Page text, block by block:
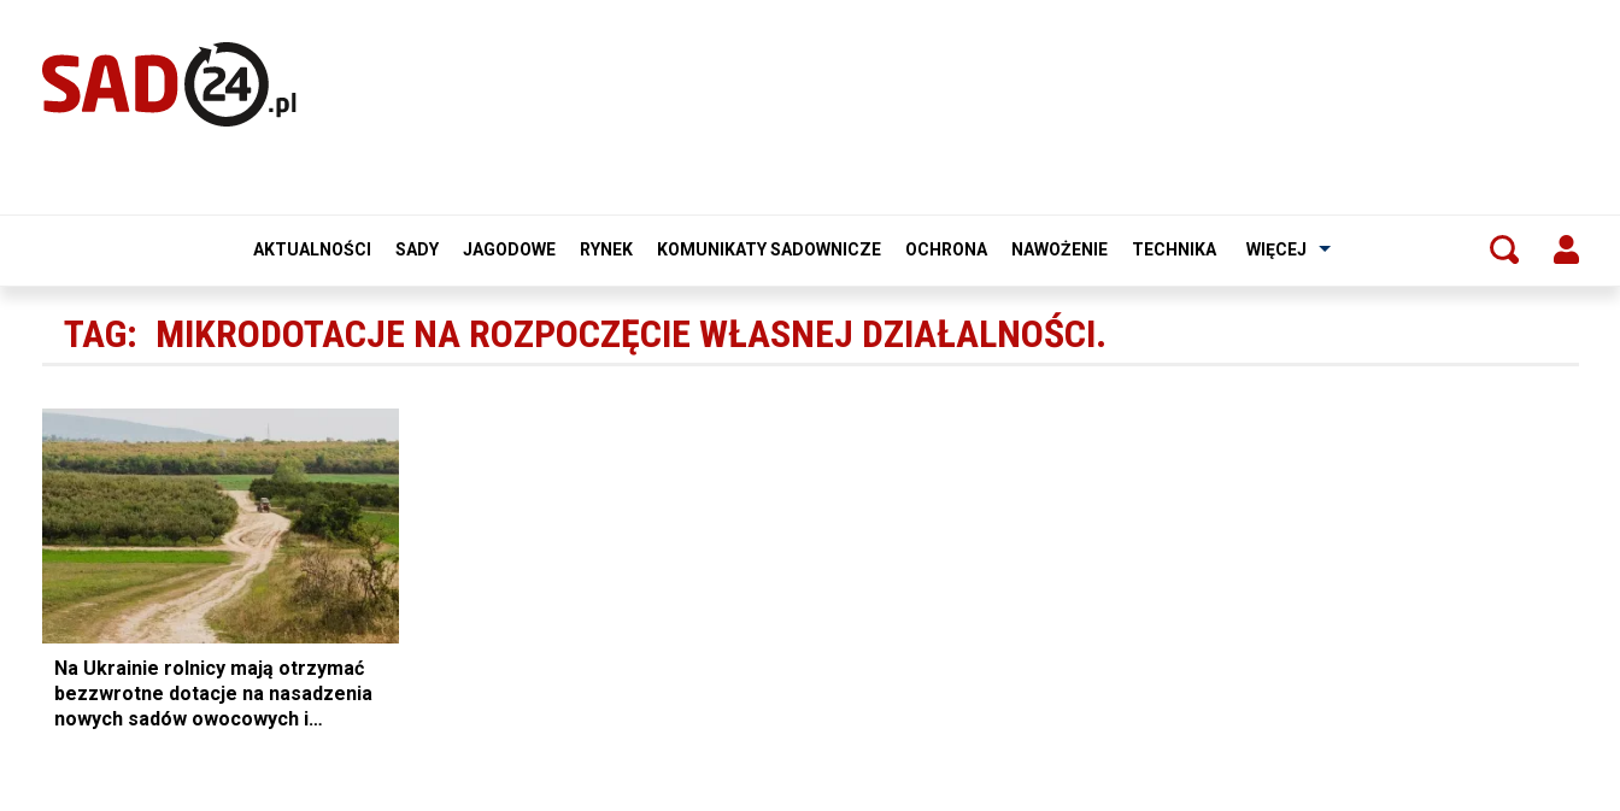
AKTUALNOŚCI SADY JAGODOWE RYNEK KOMUNIKATY SADOWNICZE OCHRONA NAWOŻENIE TECHNIKA WIĘCEJ
TAG: MIKRODOTACJE NA ROZPOCZĘCIE WŁASNEJ DZIAŁALNOŚCI.
Na Ukrainie rolnicy mają otrzymać
bezzwrotne dotacje na nasadzenia
nowych sadów owocowych i